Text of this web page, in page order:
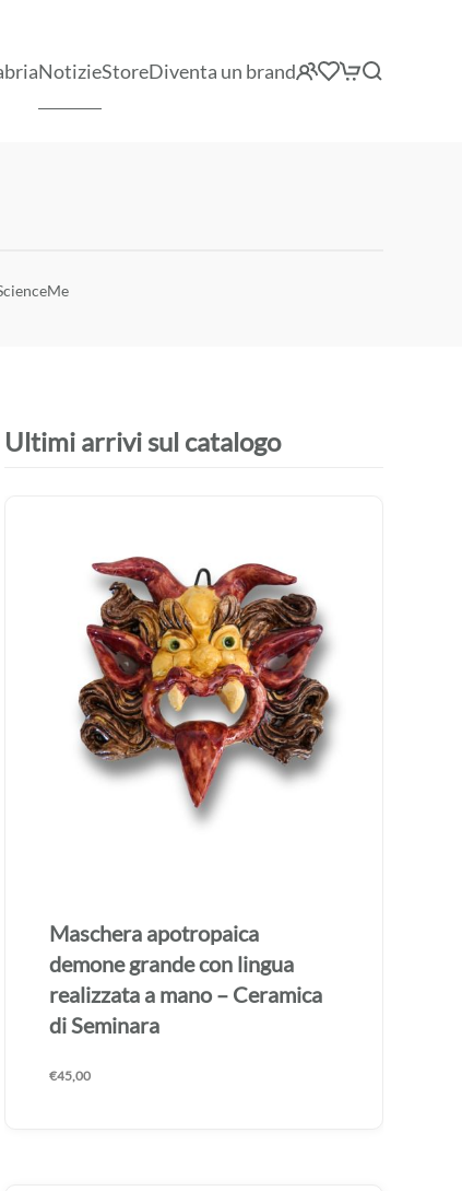
NotizieStoreDiventa un brand
Ultimi arrivi sul catalogo
Maschera apotropaica
demone grande realizzata a
mano – Ceramica di Seminara